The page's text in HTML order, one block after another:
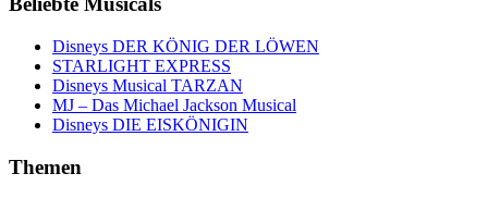
Disneys DER KÖNIG DER LÖWEN
STARLIGHT EXPRESS
Disneys Musical TARZAN
MJ – Das Michael Jackson Musical
Disneys DIE EISKÖNIGIN
Themen